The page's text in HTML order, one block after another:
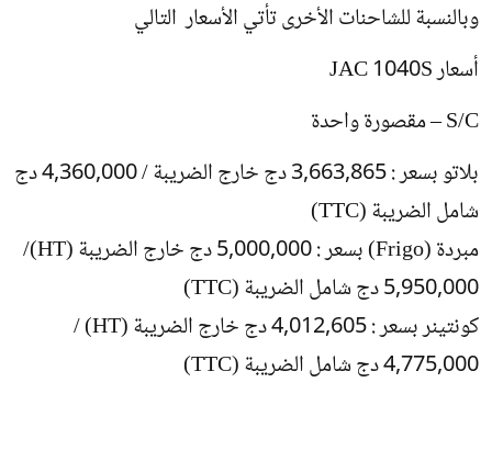
وبالنسبة للشاحنات الأخرى تأتي الأسعار التالي
أسعار JAC 1040S
S/C – مقصورة واحدة
بلاتو بسعر : 3,663,865 دج خارج الضريبة / 4,360,000 دج
شامل الضريبة (TTC)
مبردة (Frigo) بسعر : 5,000,000 دج خارج الضريبة (HT)/
5,950,000 دج شامل الضريبة (TTC)
كونتينر بسعر : 4,012,605 دج خارج الضريبة (HT) /
4,775,000 دج شامل الضريبة (TTC)